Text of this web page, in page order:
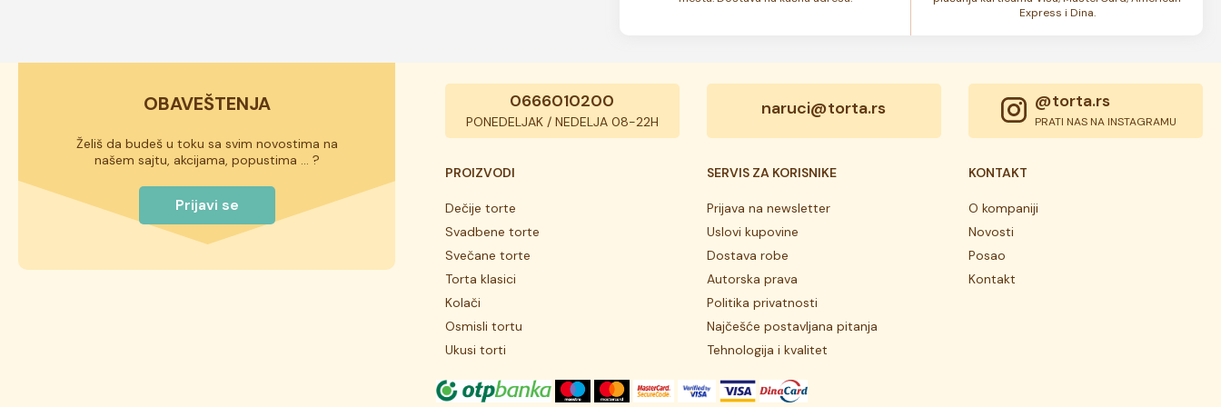
Express i Dina.
OBAVEŠTENJA
Želiš da budeš u toku sa svim novostima na
našem sajtu, akcijama, popustima ... ?
Prijavi se
0666010200
PONEDELJAK / NEDELJA 08-22H
naruci@torta.rs @torta.rs
PRATI NAS NA INSTAGRAMU
PROIZVODI
Dečije torte
Svadbene torte
Svečane torte
Torta klasici
Kolači
Osmisli tortu
Ukusi torti
SERVIS ZA KORISNIKE
Prijava na newsletter
Uslovi kupovine
Dostava robe
Autorska prava
Politika privatnosti
Najčešće postavljana pitanja
Tehnologija i kvalitet
KONTAKT
O kompaniji
Novosti
Posao
Kontakt